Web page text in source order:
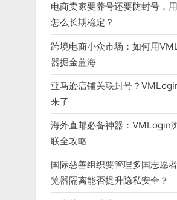
电商卖家要养号还要防封号，
怎么长期稳定？
跨境电商小众市场：如何用
器掘金蓝海
亚马逊店铺关联封号？
来了
海外直邮必备神器：VMLogin
联全攻略
国际慈善组织要管理多国志愿
览器隔离能否提升隐私安全？